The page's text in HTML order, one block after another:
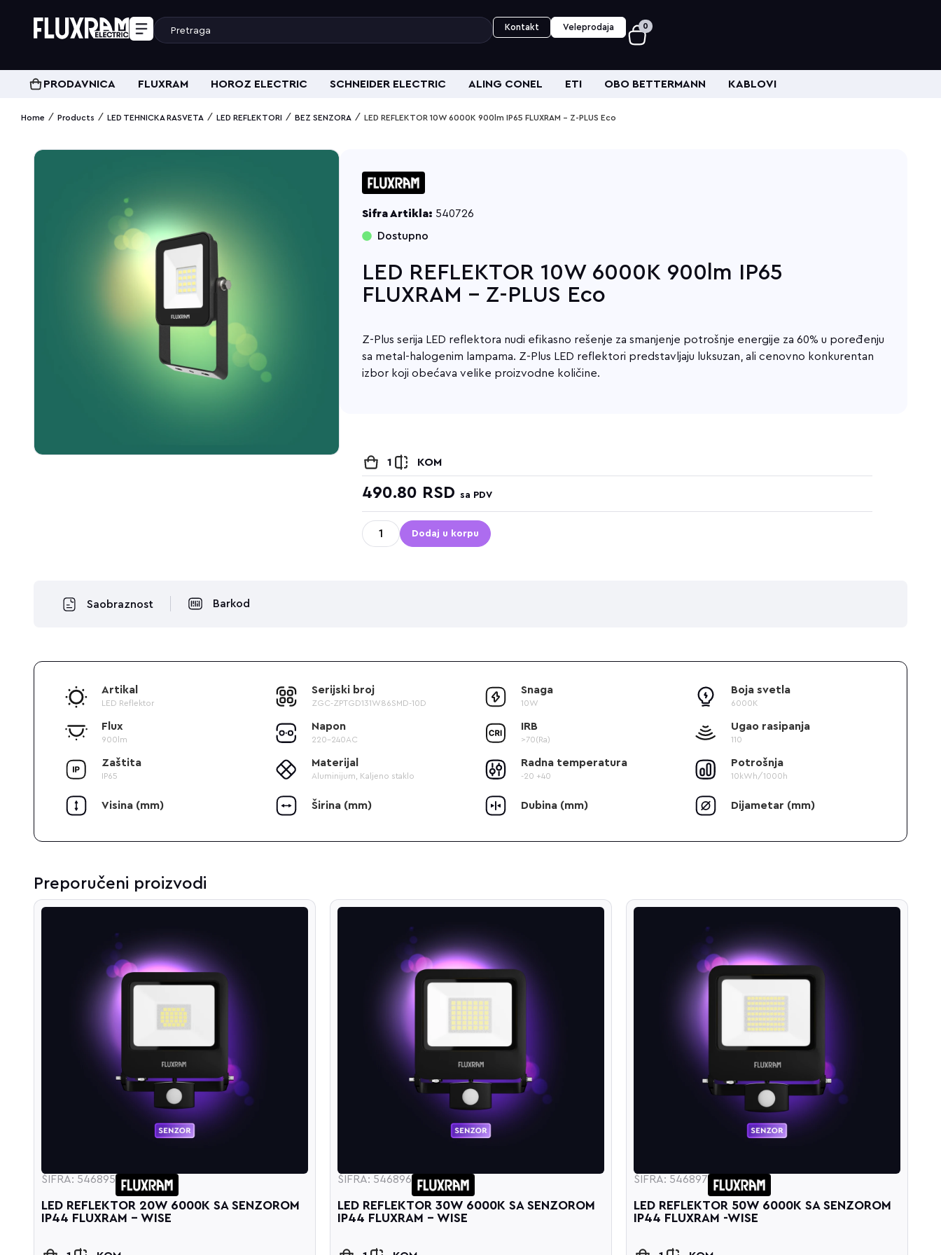
Kontakt Veleprodaja 0
PRODAVNICA FLUXRAM HOROZ ELECTRIC SCHNEIDER ELECTRIC ALING CONEL ETI OBO BETTERMANN KABLOVI
Home / Products / LED TEHNICKA RASVETA / LED REFLEKTORI / BEZ SENZORA / LED REFLEKTOR 10W 6000K 900lm IP65 FLUXRAM – Z-PLUS Eco
Sifra Artikla: 540726
Dostupno
LED REFLEKTOR 10W 6000K 900lm IP65
FLUXRAM - Z-PLUS Eco
Z-Plus serija LED reflektora nudi efikasno rešenje za smanjenje potrošnje energije za 60% u poređenju
sa metal-halogenim lampama. Z-Plus LED reflektori predstavljaju luksuzan, ali cenovno konkurentan
izbor koji obećava velike proizvodne količine.
1 KOM
490.80 RSD sa PDV
Dodaj u korpu
Saobraznost Barkod
Artikal
LED Reflektor
Serijski broj
ZGC-ZPTGD131W86SMD-10D
Snaga
10W
Boja svetla
6000K
Flux
900lm
Napon
220-240AC
IRB
>70(Ra)
Ugao rasipanja
110
Zaštita
IP65
Materijal
Aluminijum, Kaljeno staklo
Radna temperatura
-20 +40
Potrošnja
10kWh/1000h
Visina (mm) Širina (mm) Dubina (mm) Dijametar (mm)
Preporučeni proizvodi
ŠIFRA: 546895
LED REFLEKTOR 20W 6000K SA SENZOROM
IP44 FLUXRAM - WISE
ŠIFRA: 546896
LED REFLEKTOR 30W 6000K SA SENZOROM
IP44 FLUXRAM - WISE
ŠIFRA: 546897
LED REFLEKTOR 50W 6000K SA SENZOROM
IP44 FLUXRAM -WISE